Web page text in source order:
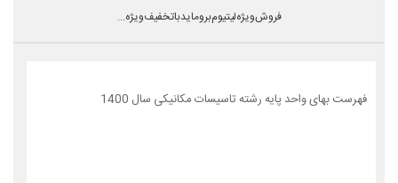
فروش ویژه لیتیوم بروماید با تخفیف ویژه...
فهرست بهای واحد پایه رشته تاسیسات مکانیکی سال 1400